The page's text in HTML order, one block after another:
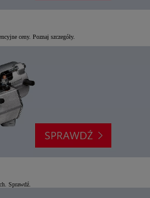
ceny. Poznaj szczegóły.
Sprawdź.